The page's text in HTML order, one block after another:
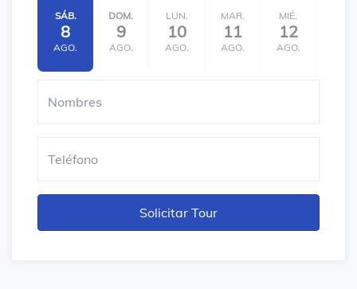
SÁB.
8
AGO.
DOM.
9
AGO.
LUN.
10
AGO.
MAR.
11
AGO.
MIÉ.
12
AGO.